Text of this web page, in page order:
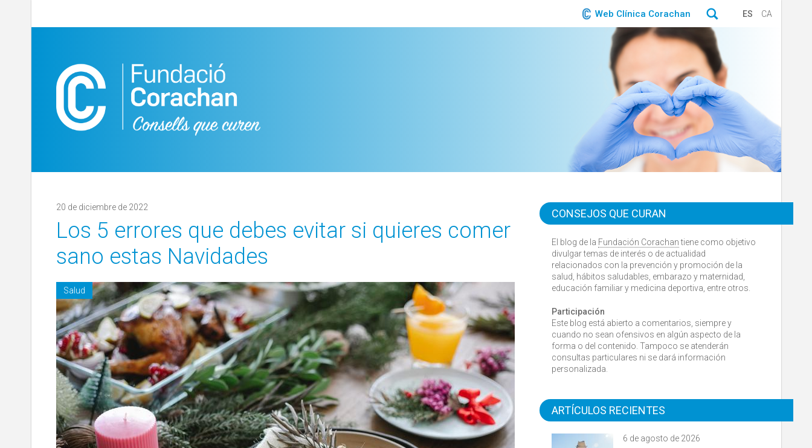
Web Clínica Corachan ES CA
20 de diciembre de 2022
Los 5 errores que debes evitar si quieres comer
sano estas Navidades
Salud
CONSEJOS QUE CURAN
El blog de la Fundación Corachantiene como objetivo
divulgar temas de interés o de actualidad
relacionados con la prevención y promoción de la
salud, hábitos saludables, embarazo y maternidad,
educación familiar y medicina deportiva, entre otros.
Participación
Este blog está abierto a comentarios, siempre y
cuando no sean ofensivos en algún aspecto de la
forma o del contenido. Tampoco se atenderán
consultas particulares ni se dará información
personalizada.
ARTÍCULOS RECIENTES
6 de agosto de 2026